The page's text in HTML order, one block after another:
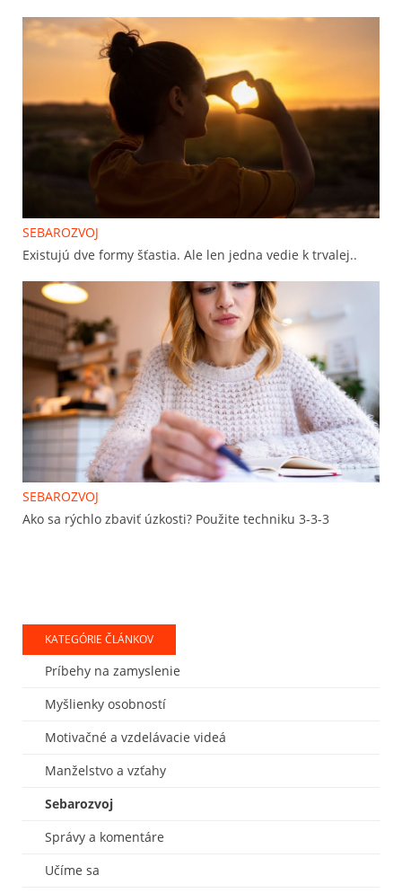
SEBAROZVOJ
Existujú dve formy šťastia. Ale len jedna vedie k trvalej..
SEBAROZVOJ
Ako sa rýchlo zbaviť úzkosti? Použite techniku 3-3-3
KATEGÓRIE ČLÁNKOV
Príbehy na zamyslenie
Myšlienky osobností
Motivačné a vzdelávacie videá
Manželstvo a vzťahy
Sebarozvoj
Správy a komentáre
Učíme sa